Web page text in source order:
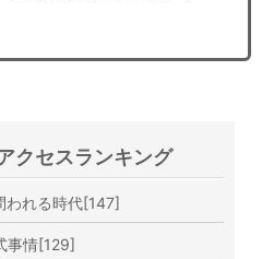
クセスランキング
れる時代[147]
事情[129]